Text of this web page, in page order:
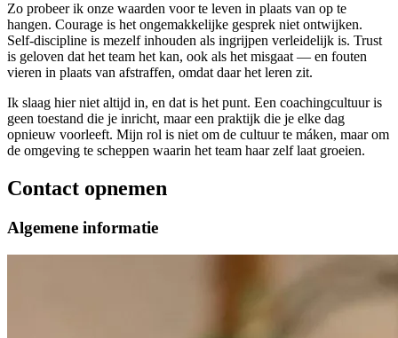
Zo probeer ik onze waarden voor te leven in plaats van op te
hangen. Courage is het ongemakkelijke gesprek niet ontwijken.
Self-discipline is mezelf inhouden als ingrijpen verleidelijk is. Trust
is geloven dat het team het kan, ook als het misgaat — en fouten
vieren in plaats van afstraffen, omdat daar het leren zit.
Ik slaag hier niet altijd in, en dat is het punt. Een coachingcultuur is
geen toestand die je inricht, maar een praktijk die je elke dag
opnieuw voorleeft. Mijn rol is niet om de cultuur te máken, maar om
de omgeving te scheppen waarin het team haar zelf laat groeien.
Contact opnemen
Algemene informatie